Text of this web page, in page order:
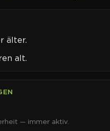
älter.
alt.
— immer aktiv.